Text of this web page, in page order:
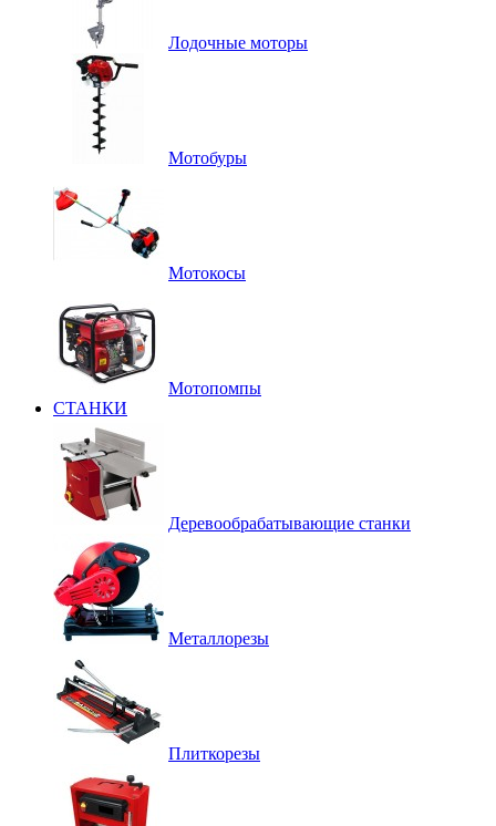
Лодочные моторы
Мотобуры
Мотокосы
Мотопомпы
СТАНКИ
Деревообрабатывающие станки
Металлорезы
Плиткорезы